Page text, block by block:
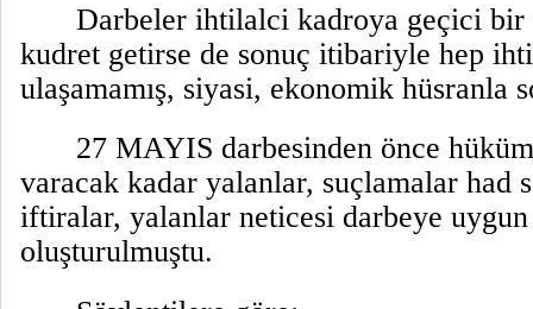
Darbeler ihtilalci kadroya geçici bir
kudret getirse de sonuç itibariyle hep
ulaşamamış, siyasi, ekonomik hüsranla
27 MAYIS darbesinden önce
varacak kadar yalanlar, suçlamalar had
iftiralar, yalanlar neticesi darbeye
oluşturulmuştu.